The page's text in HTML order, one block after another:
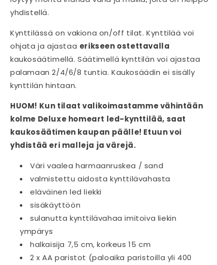
yhdistellä.
Kynttilässä on vakiona on/off tilat. Kynttilää voi
ohjata ja ajastaa erikseen ostettavalla
kaukosäätimellä. Säätimellä kynttilän voi ajastaa
palamaan 2/4/6/8 tuntia. Kaukosäädin ei sisälly
kynttilän hintaan.
HUOM! Kun tilaat valikoimastamme vähintään
kolme Deluxe homeart led-kynttilää, saat
kaukosäätimen kaupan päälle! Etuun voi
yhdistää eri malleja ja värejä.
Väri vaalea harmaanruskea / sand
valmistettu aidosta kynttilävahasta
eläväinen led liekki
sisäkäyttöön
sulanutta kynttilävahaa imitoiva liekin
ympärys
halkaisija 7,5 cm, korkeus 15 cm
2 x AA paristot (paloaika paristoilla yli 400